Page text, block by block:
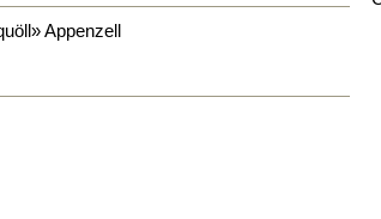
Appenzell